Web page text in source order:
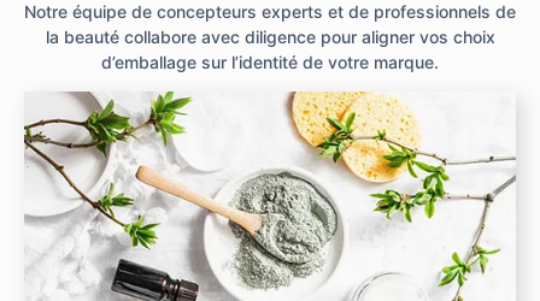
Notre équipe de concepteurs experts et de professionnels de
la beauté collabore avec diligence pour aligner vos choix
d’emballage sur l’identité de votre marque.